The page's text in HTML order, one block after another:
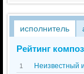
исполнитель
Рейтинг
1 Неизвестный